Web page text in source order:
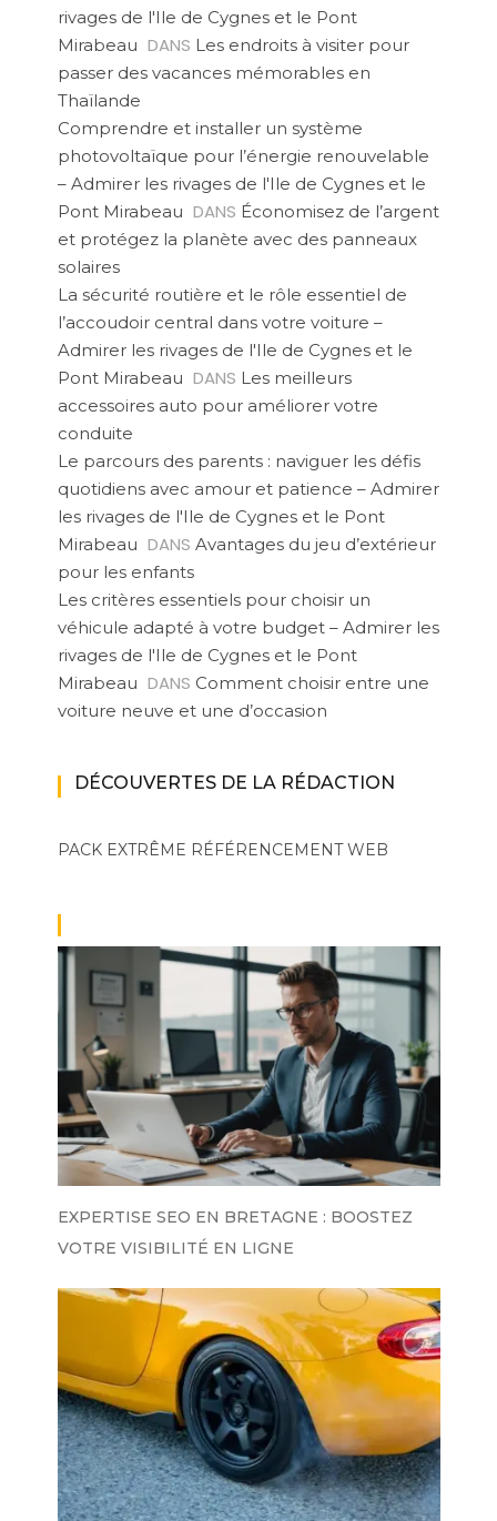
rivages de l'Ile de Cygnes et le Pont
Mirabeau DANS Les endroits à visiter pour
passer des vacances mémorables en
Thaïlande
Comprendre et installer un système
photovoltaïque pour l’énergie renouvelable
– Admirer les rivages de l'Ile de Cygnes et le
Pont Mirabeau DANS Économisez de l’argent
et protégez la planète avec des panneaux
solaires
La sécurité routière et le rôle essentiel de
l’accoudoir central dans votre voiture –
Admirer les rivages de l'Ile de Cygnes et le
Pont Mirabeau DANS Les meilleurs
accessoires auto pour améliorer votre
conduite
Le parcours des parents : naviguer les défis
quotidiens avec amour et patience – Admirer
les rivages de l'Ile de Cygnes et le Pont
Mirabeau DANS Avantages du jeu d’extérieur
pour les enfants
Les critères essentiels pour choisir un
véhicule adapté à votre budget – Admirer les
rivages de l'Ile de Cygnes et le Pont
Mirabeau DANS Comment choisir entre une
voiture neuve et une d’occasion
DÉCOUVERTES DE LA RÉDACTION
PACK EXTRÊME RÉFÉRENCEMENT WEB
EXPERTISE SEO EN BRETAGNE : BOOSTEZ
VOTRE VISIBILITÉ EN LIGNE